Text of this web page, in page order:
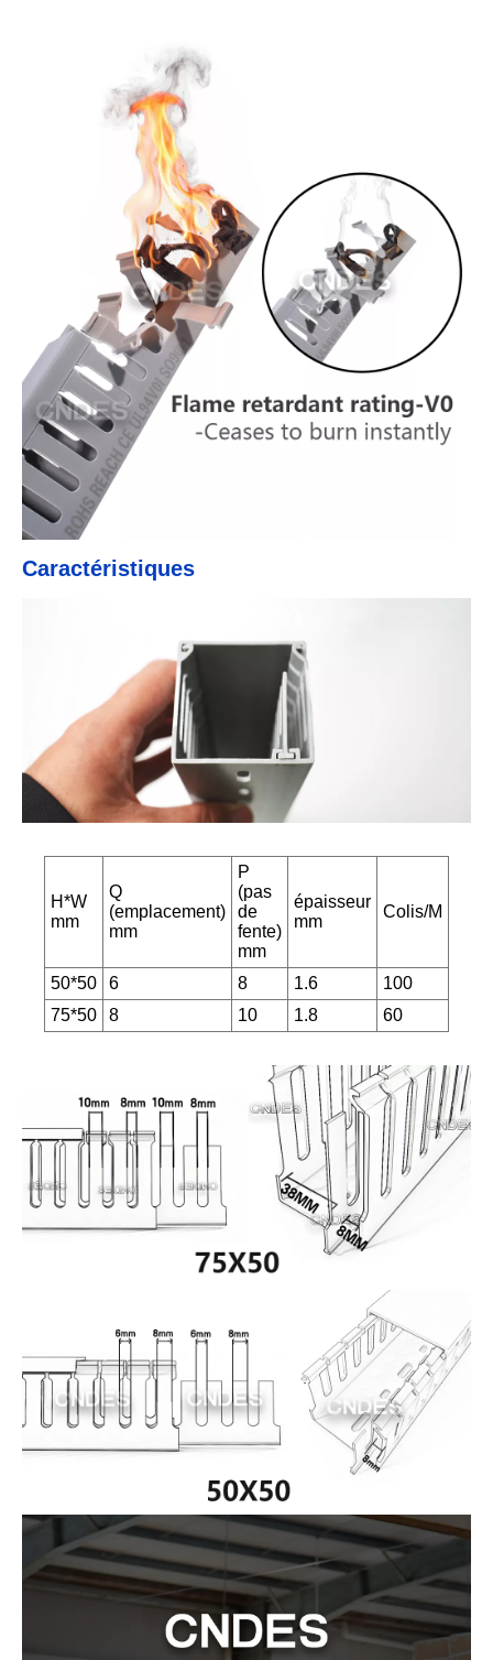
Caractéristiques
H*W
mm
Q
(emplacement)
mm
P
(pas
de
fente)
mm
épaisseur
mm
Colis/M
50*50 6 8 1.6
100
75*50
8 10 1.8 60